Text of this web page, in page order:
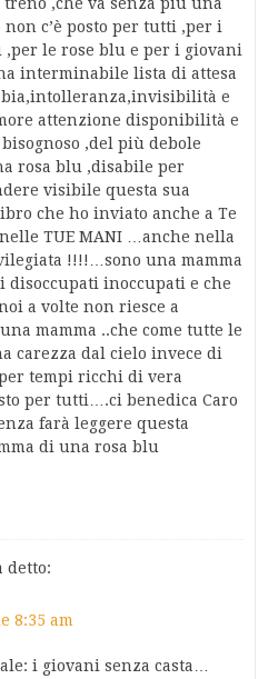
,che va senza più una
c’è posto per tutti ,per i
le rose blu e per i giovani
interminabile lista di attesa
e
attenzione disponibilità e
,del più debole
rosa blu ,disabile per
visibile questa sua
che ho inviato anche a Te
TUE MANI …anche nella
!!!!…sono una mamma
inoccupati e che
a volte non riesce a
mamma ..che come tutte le
carezza dal cielo invece di
tempi ricchi di vera
per tutti….ci benedica Caro
farà leggere questa
di una rosa blu
detto:
8:35 am
i giovani senza casta…